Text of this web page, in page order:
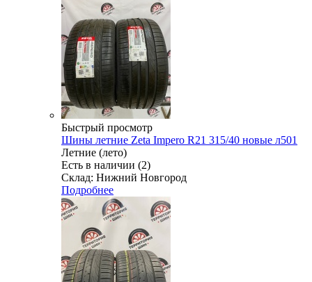
Быстрый просмотр
Шины летние Zeta Impero R21 315/40 новые л501
Летние (лето)
Есть в наличии (2)
Склад: Нижний Новгород
Подробнее